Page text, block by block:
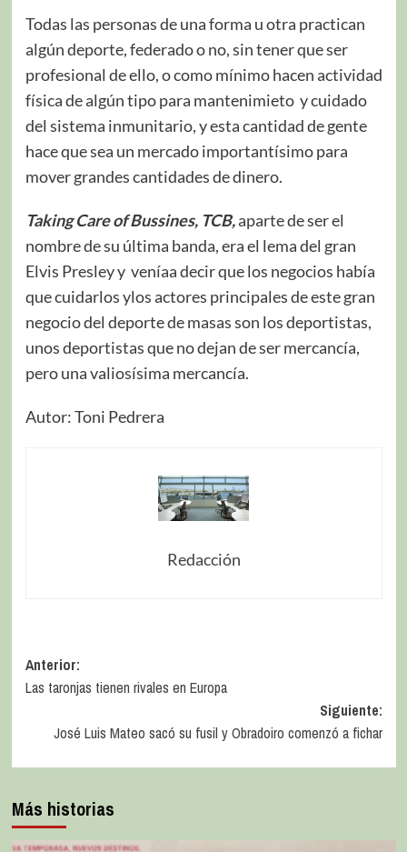
Todas las personas de una forma u otra practican
algún deporte, federado o no, sin tener que ser
profesional de ello, o como mínimo hacen actividad
física de algún tipo para mantenimieto y cuidado
del sistema inmunitario, y esta cantidad de gente
hace que sea un mercado importantísimo para
mover grandes cantidades de dinero.
Taking Care of Bussines, TCB,aparte de ser el
nombre de su última banda, era el lema del gran
Elvis Presley y veníaa decir que los negocios había
que cuidarlos ylos actores principales de este gran
negocio del deporte de masas son los deportistas,
unos deportistas que no dejan de ser mercancía,
pero una valiosísima mercancía.
Autor: Toni Pedrera
Redacción
Anterior:
Las taronjas tienen rivales en Europa
Siguiente:
José Luis Mateo sacó su fusil y Obradoiro comenzó a fichar
Más historias